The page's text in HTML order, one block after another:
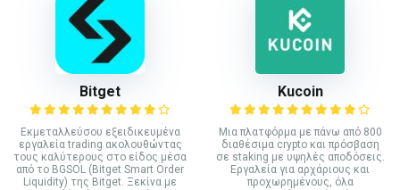
Bitget
Εκμεταλλεύσου εξειδικευμένα
εργαλεία trading ακολουθώντας
τους καλύτερους στο είδος μέσα
από το BGSOL (Bitget Smart Order
Liquidity) της Bitget. Ξεκίνα με
Kucoin
Mια πλατφόρμα με πάνω από 800
διαθέσιμα crypto και πρόσβαση
σε staking με υψηλές αποδόσεις.
Εργαλεία για αρχάριους και
προχωρημένους, όλα